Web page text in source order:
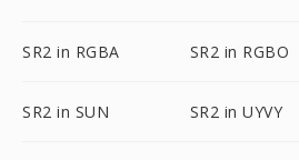
SR2 in RGBA SR2 in RGBO
SR2 in SUN SR2 in UYVY